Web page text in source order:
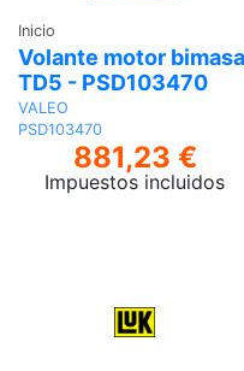
Inicio
Volante motor bimasa
TD5 - PSD103470
VALEO
PSD103470
881,23 €
Impuestos incluidos